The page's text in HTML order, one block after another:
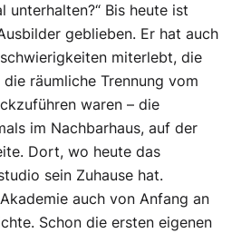
unterhalten?“ Bis heute ist
geblieben. Er hat auch
miterlebt, die
räumliche Trennung vom
waren – die
im Nachbarhaus, auf der
Dort, wo heute das
sein Zuhause hat.
auch von Anfang an
Schon die ersten eigenen